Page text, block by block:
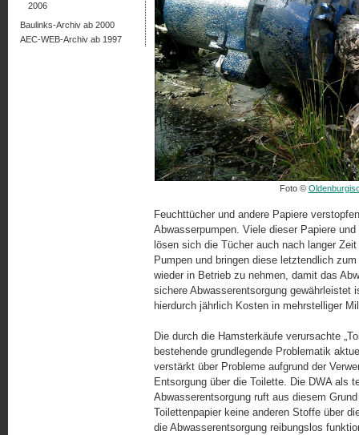
Foto ©
Feuchttücher und andere Papiere
Abwasserpumpen. Viele dieser Papiere
lösen sich die Tücher auch nach langer
Pumpen und bringen diese letztendlich
wieder in Betrieb zu nehmen, damit das
sichere Abwasserentsorgung gewährleistet
hierdurch jährlich Kosten in mehrstelliger
Die durch die Hamsterkäufe verursachte
bestehende grundlegende Problematik
verstärkt über Probleme aufgrund der
Entsorgung über die Toilette. Die DWA als
Abwasserentsorgung ruft aus diesem
Toilettenpapier keine anderen Stoffe über
die Abwasserentsorgung reibungslos
2006
Baulinks-Archiv ab 2000
AEC-WEB-Archiv ab 1997